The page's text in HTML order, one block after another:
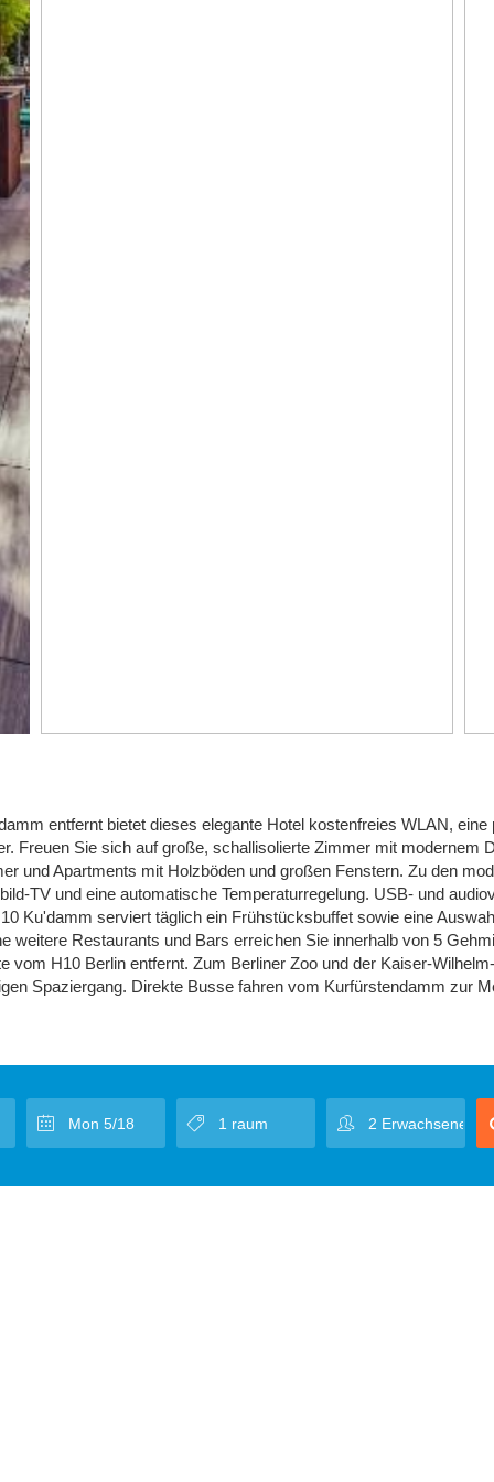
entfernt bietet dieses elegante Hotel kostenfreies WLAN, eine
Freuen Sie sich auf große, schallisolierte Zimmer mit modernem
und Apartments mit Holzböden und großen Fenstern. Zu den
TV und eine automatische Temperaturregelung. USB- und
Ku'damm serviert täglich ein Frühstücksbuffet sowie eine
weitere Restaurants und Bars erreichen Sie innerhalb von 5
vom H10 Berlin entfernt. Zum Berliner Zoo und der Kaiser-Wilhelm-
Spaziergang. Direkte Busse fahren vom Kurfürstendamm zur